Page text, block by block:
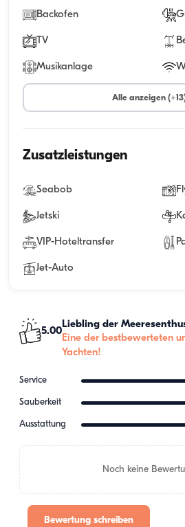
Backofen
TV
Musikanlage
Alle anzeigen
Zusatzleistungen
Seabob
Jetski
VIP-Hoteltransfer
Jet-Auto
5.00
Liebling der
Eine der bestbewerteten
Yachten!
Service
Sauberkeit
Ausstattung
Noch keine
Bewertung schreiben